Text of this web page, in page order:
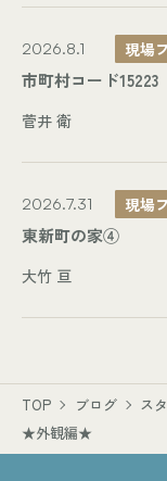
2026.8.1 現場
市町村コード
菅井 衛
2026.7.31 現場
東新町の家④
大竹 亘
TOP ブログ ス
★外観編★